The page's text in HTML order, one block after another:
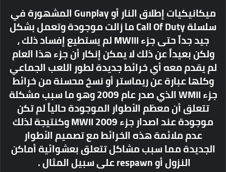
ميكانيكيات إطلاق النار أو Gunplay المشهورة في
سلسلة Call Of Duty ما زالت موجودة وتعمل بشكل
جيد جداً حتى جزء MWIII لم يستطيع إفساد ذلك ،
ولكن بعيداً عن ذلك لا يمكن إنكار أن جزء هذا العام
لم يقدم معه أي خرائط جديدة لطور اللعب الجماعي
وكلها عبارة عن ريماستر أو نسخ محسنة من خرائط
جزء WMII الذي صدر عام 2009 وهو ما سبب مشكلة
تتعلق أن معظم الأطوار الموجودة حالياً لم تكن
موجودة عند اصدار جزء MWII 2009 وكنتيجة لذلك
عدم ملائمة هذه الخرائط مع تصميم الأطوار
الجديدة مما سبب مشاكل تتعلق بعشوائية أماكن
النزول أو respawn على سبيل المثال .